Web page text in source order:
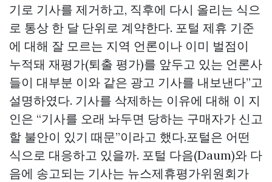
기로 기사를 제거하고, 직후에 다시 올리는 식으
로 통상 한 달 단위로 계약한다. 포털 제휴 기준
에 대해 잘 모르는 지역 언론이나 이미 벌점이
누적돼 재평가(퇴출 평가)를 앞두고 있는 언론사
들이 대부분 이와 같은 광고 기사를 내보낸다”고
설명하였다. 기사를 삭제하는 이유에 대해 이 지
인은 “기사를 오래 놔두면 당하는 구매자가 신고
할 불안이 있기 때문”이라고 했다.포털은 어떤
식으로 대응하고 있을까. 포털 다음(Daum)와 다
음에 송고되는 기사는 뉴스제휴평가위원회가